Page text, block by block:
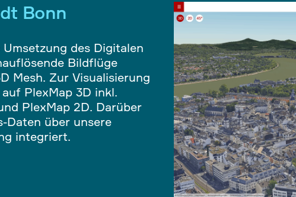
Bonn
des Digitalen
Bildflüge
Mesh. Zur Visualisierung
PlexMap 3D inkl.
PlexMap 2D. Darüber
Daten über unsere
integriert.